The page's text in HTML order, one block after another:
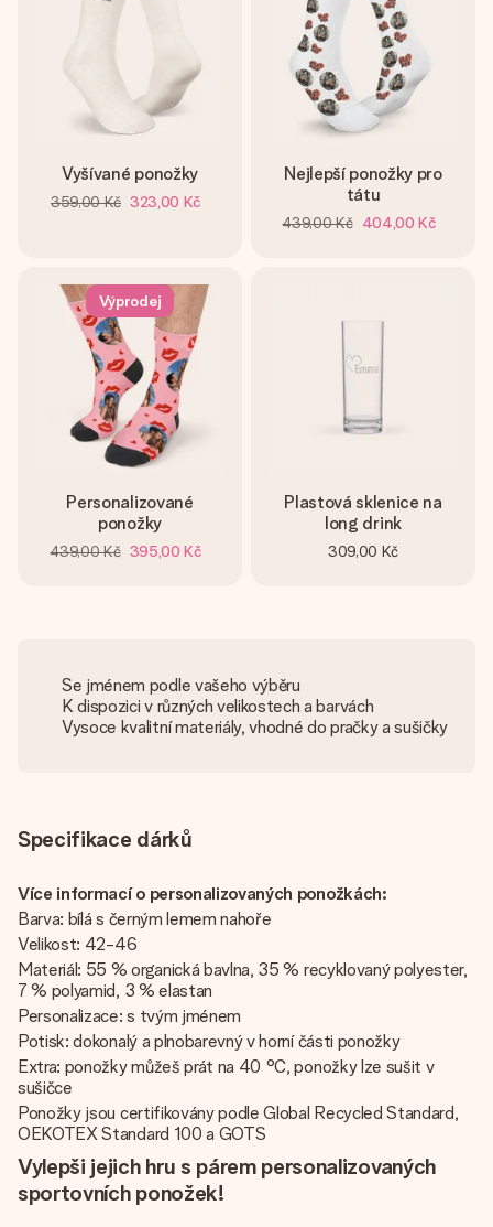
Vyšívané ponožky
359,00 Kč 323,00 Kč
Nejlepší ponožky pro
tátu
439,00 Kč 404,00 Kč
Výprodej
Personalizované
ponožky
439,00 Kč 395,00 Kč
Plastová sklenice na
long drink
309,00 Kč
Se jménem podle vašeho výběru
K dispozici v různých velikostech a barvách
Vysoce kvalitní materiály, vhodné do pračky a sušičky
Specifikace dárků
Více informací o personalizovaných ponožkách:
Barva: bílá s černým lemem nahoře
Velikost: 42-46
Materiál: 55 % organická bavlna, 35 % recyklovaný polyester,
7 % polyamid, 3 % elastan
Personalizace: s tvým jménem
Potisk: dokonalý a plnobarevný v horní části ponožky
Extra: ponožky můžeš prát na 40 °C, ponožky lze sušit v
sušičce
Ponožky jsou certifikovány podle Global Recycled Standard,
OEKOTEX Standard 100 a GOTS
Vylepši jejich hru s párem personalizovaných
sportovních ponožek!